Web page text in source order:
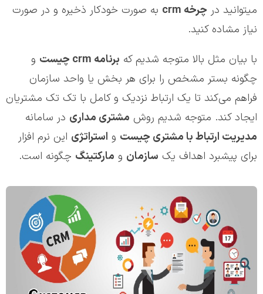
می‎توانید در
چرخه crm به صورت خودکار ذخیره و در صورت
نیاز مشاده کنید.
با بیان مثل بالا متوجه شدیم که برنامه crm چیست
و
چگونه بستر مشخص را برای هر بخش یا واحد سازمان
فراهم می‌کند تا یک ارتباط نزدیک و کامل با تک تک مشتریان
ایجاد کند. متوجه شدیم روش مشتري مداري در سامانه
مدیریت ارتباط با مشتری چیست و استراتژی این نرم افزار
برای پیش‎برد اهداف یک
سازمان و مارکتینگ چگونه است.